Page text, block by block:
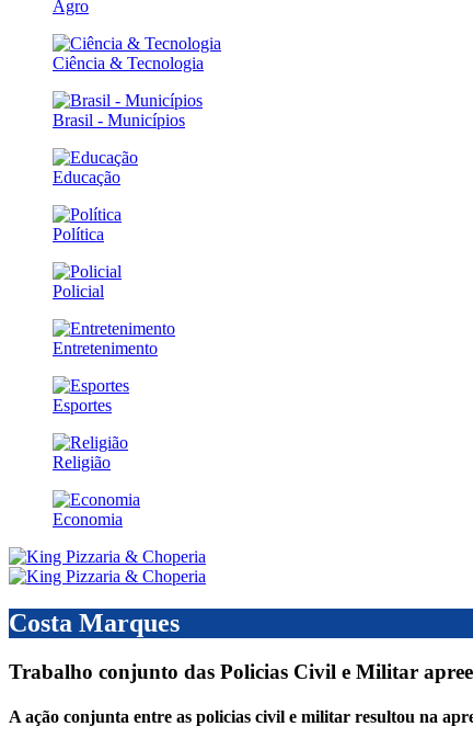
Agro
Ciência & Tecnologia
Brasil - Municípios
Educação
Política
Policial
Entretenimento
Esportes
Religião
Economia
Costa Marques
Trabalho conjunto das Policias Civil e Militar
A ação conjunta entre as policias civil e militar resultou na